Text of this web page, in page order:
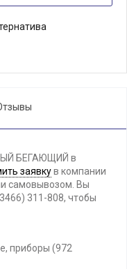
БЕГАЮЩИЙ в
заявкув компании
самовывозом. Вы
311-808, чтобы
приборы (972